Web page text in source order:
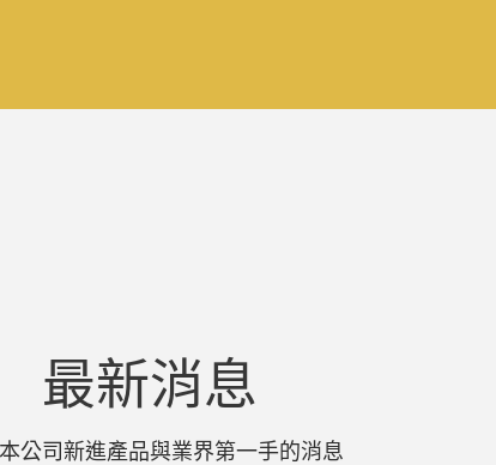
最新消息
公司新進產品與業界第一手的消息